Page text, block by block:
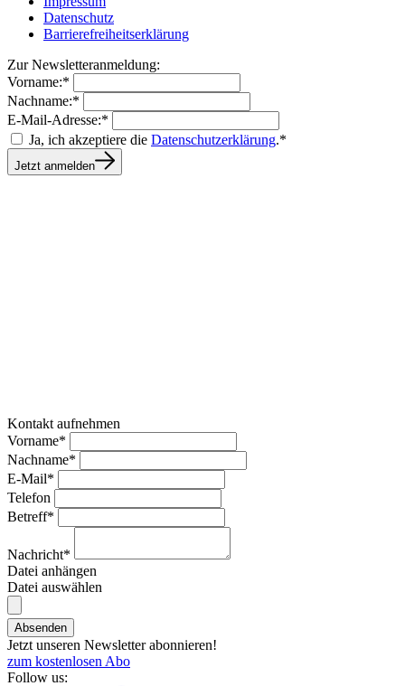
Datenschutz
Barrierefreiheitserklärung
Zur Newsletteranmeldung:
Vorname:*
Nachname:*
E-Mail-Adresse:*
Ja, ich akzeptiere die Datenschutzerklärung.*
Jetzt anmelden
Kontakt aufnehmen
Vorname*
Nachname*
E-Mail*
Telefon
Betreff*
Nachricht*
Datei anhängen
Datei auswählen
Absenden
Jetzt unseren Newsletter abonnieren!
zum kostenlosen Abo
Follow us: